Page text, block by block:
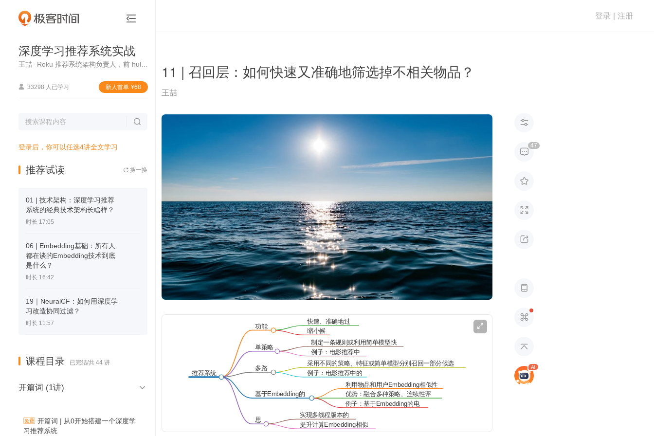

深度学习推荐系统实战
王喆
 33298 人已学习 新⼈⾸单 ¥68

登录后，你可以任选4讲全文学习
推荐试读  换一换
01 | 技术架构：深度学习推荐
系统的经典技术架构长啥样？
时长 17:05
06 | Embedding基础：所有人
都在谈的Embedding技术到底
是什么？
时长 16:42
19｜NeuralCF：如何用深度学
习改造协同过滤？
时长 11:57
课程目录 已完结/共 44 讲
开篇词 (1讲) 
开篇词 | 从0开始搭建一个深度学
习推荐系统
 深度学习推荐系统实战 登录 注册
11 | 召回层：如何快速又准确地筛选掉不相关物品？
王喆
提升计算Embedding相似
度的速度
实现多线程版本的
多路召回策略
例子：基于Embedding的电
影召回方法
优势：融合多种策略、连续性评
分、简单的在线服务计算
利用物品和用户Embedding相似性
来构建召回层
例子：电影推荐中的
采用不同的策略、特征或简单模型分别召回一部分候选
集，然后混合在一起供后续排序模型使用
例子：电影推荐中
的单策略召回
制定一条规则或利用简单模型快
速召回可能的相关物品
缩小候
选集
快速、准确地过
滤出相关物品
思
基于Embedding的
多路
单策略
功能
推荐系统



47





